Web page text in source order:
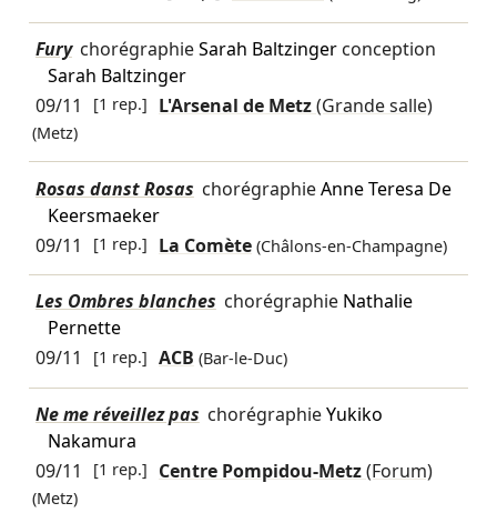
Fury chorégraphieSarah Baltzingerconception
Sarah Baltzinger
09/11
[1 rep.] L'Arsenal de Metz(Grande salle)
(Metz)
Rosas danst Rosas chorégraphieAnne Teresa De
Keersmaeker
09/11
[1 rep.] La Comète (Châlons-en-Champagne)
Les Ombres blanches chorégraphie Nathalie
Pernette
09/11
[1 rep.] ACB (Bar-le-Duc)
Ne me réveillez pas chorégraphieYukiko
Nakamura
09/11
[1 rep.] Centre Pompidou-Metz(Forum)
(Metz)